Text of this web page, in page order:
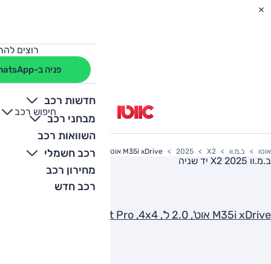
רוצים
פניה ב-WhatsApp
חדשות רכב
מבחני רכב
השוואות רכב
רכב חשמלי
מחירון רכב
רכב חדש
חיפוש רכב
+
-
אוטו ב.מ.וו X2
2025 M35i xDrive אוט', 2.0 ל', M-Sport Pro ,4x4
ב.מ.וו X2 2025 יד שניה
M35i xDrive אוט', 2.0 ל', M-Sport Pro ,4x4